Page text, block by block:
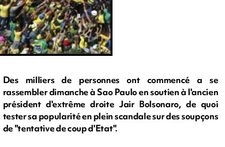
Des milliers de personnes ont commencé a se
rassembler dimanche à Sao Paulo en soutien à l'ancien
président d'extrême droite Jair Bolsonaro, de quoi
tester sa popularité en plein scandale sur des soupçons
de "tentative de coup d'Etat".